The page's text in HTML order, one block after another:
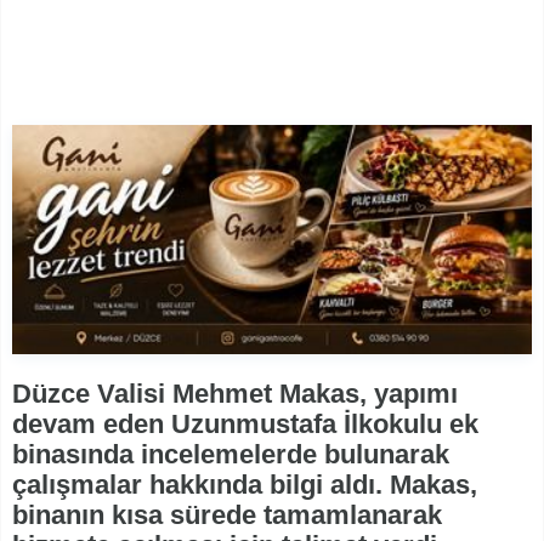
Düzce Valisi Mehmet Makas, yapımı
devam eden Uzunmustafa İlkokulu ek
binasında incelemelerde bulunarak
çalışmalar hakkında bilgi aldı. Makas,
binanın kısa sürede tamamlanarak